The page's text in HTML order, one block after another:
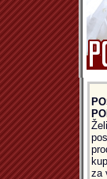
za